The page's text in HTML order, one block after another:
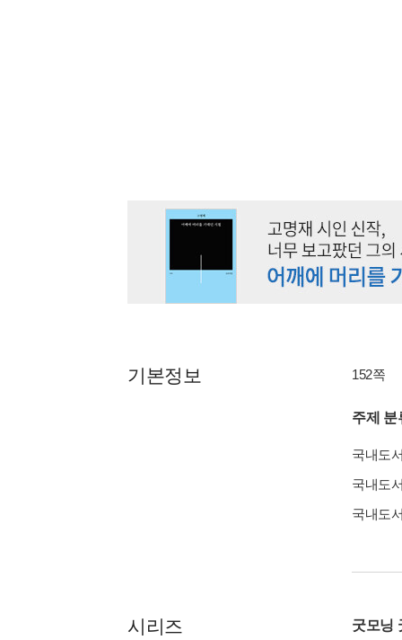
기본정보 152쪽
주제 분
국내도
국내도
국내도
시리즈 굿모닝